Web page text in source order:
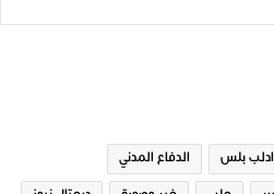
ادلب بلس الدفاع المدني